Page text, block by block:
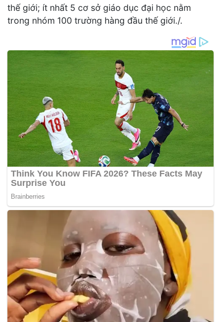
thế giới; ít nhất 5 cơ sở giáo dục đại học nằm
trong nhóm 100 trường hàng đầu thế giới./.